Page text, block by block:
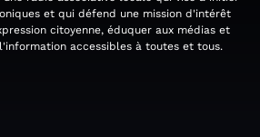
et qui défend une mission d'intérêt
citoyenne, éduquer aux médias et
accessibles à toutes et tous.